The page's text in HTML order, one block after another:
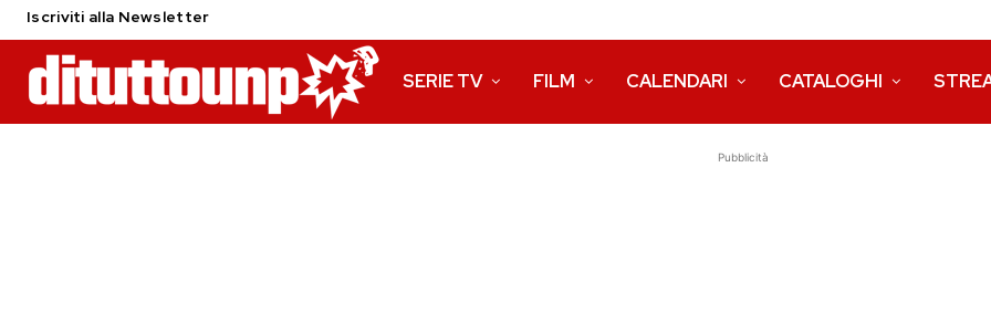
Iscriviti alla Newsletter
SERIE TV FILM CALENDARI CATALOGHI
Pubblicità